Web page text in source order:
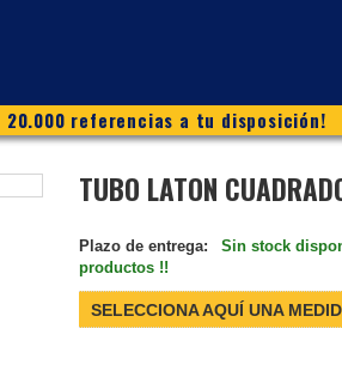
20.000 referencias a tu disposición!
TUBO LATON
Plazo de entrega:
Sin stock
productos !!
SELECCIONA AQUÍ UNA